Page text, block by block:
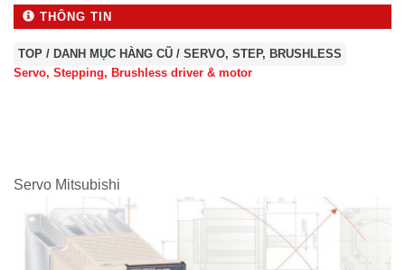
THÔNG TIN
TOP / DANH MỤC HÀNG CŨ / SERVO, STEP, BRUSHLESS
Servo, Stepping, Brushless driver & motor
Servo Mitsubishi